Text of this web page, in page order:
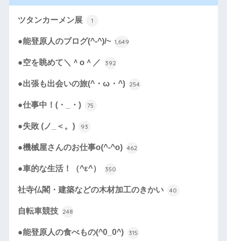
ツタンカーメン展 1
●能登原人のブログ(^-^)/~ 1,649
●空を眺めて＼＾o＾／ 392
●出張も出会いの旅(^・ω・^) 254
●仕事中！(・_・) 75
●失敗 (ノ_＜。) 93
●機械屋さんのお仕事o(^-^o) 462
●車的な生活！（^ε^） 350
社寺仏閣・建築などの木材加工のきかい 40
自転車競技 248
●能登原人の食べもの(^0_0^) 315